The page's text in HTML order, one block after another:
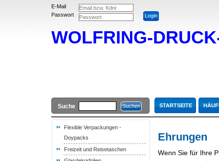
E-Mail
Passwort
WOLFRING-
Suche STARTSEITE
Flexible Verpackungen -
Doypacks
Freizeit und Reisetaschen
Ehrungen
Wenn Sie für Ihre